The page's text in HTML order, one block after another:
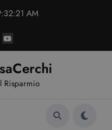
AM
Risparmio